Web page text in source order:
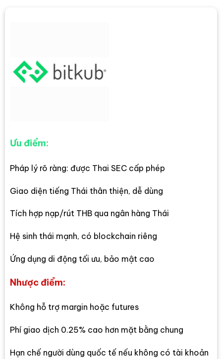
Ưu điểm:
Pháp lý rõ ràng: được Thai SEC cấp phép
Giao diện tiếng Thái thân thiện, dễ dùng
Tích hợp nạp/rút THB qua ngân hàng Thái
Hệ sinh thái mạnh, có blockchain riêng
Ứng dụng di động tối ưu, bảo mật cao
Nhược điểm:
Không hỗ trợ margin hoặc futures
Phí giao dịch 0.25% cao hơn mặt bằng chung
Hạn chế người dùng quốc tế nếu không có tài khoản